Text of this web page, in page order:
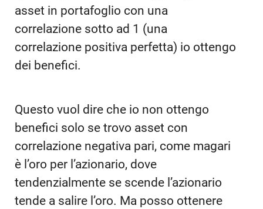
asset in portafoglio con una
correlazione sotto ad 1 (una
correlazione positiva perfetta) io ottengo
dei benefici.
Questo vuol dire che io non ottengo
benefici solo se trovo asset con
correlazione negativa pari, come magari
è l’oro per l’azionario, dove
tendenzialmente se scende l’azionario
tende a salire l’oro. Ma posso ottenere